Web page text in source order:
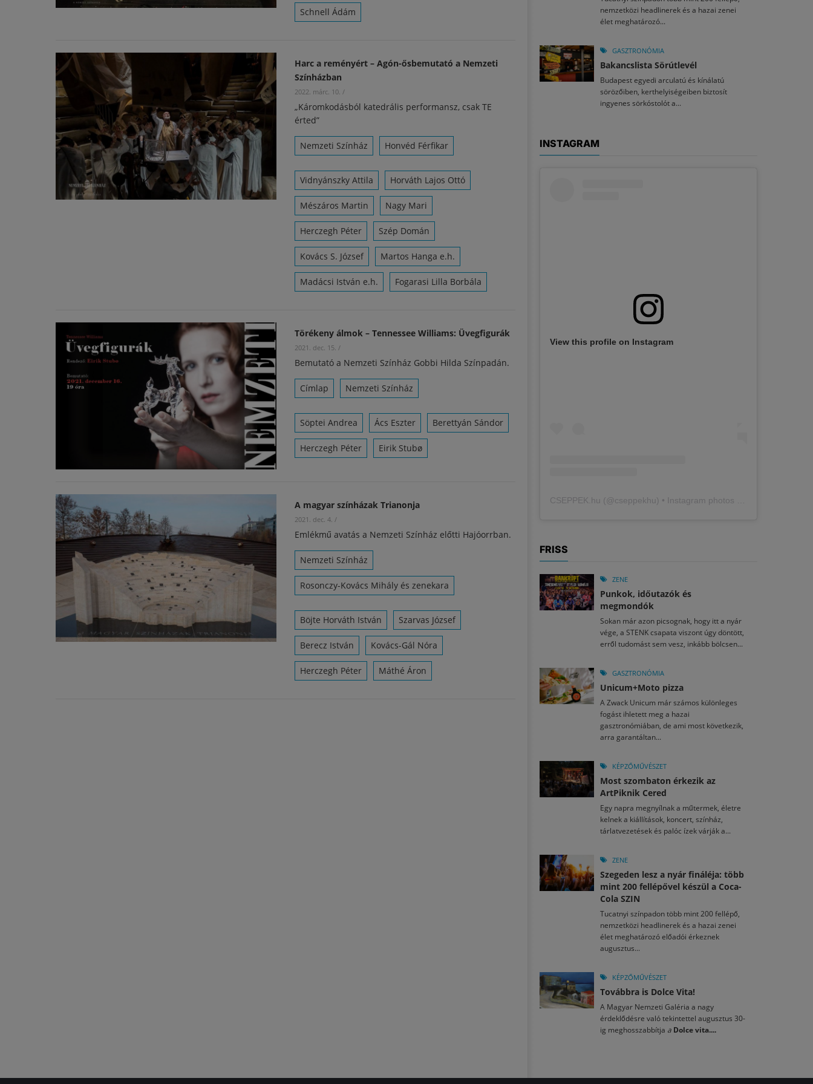
Schnell Ádám
Harc a reményért – Agón-ősbemutató a Nemzeti
Színházban
2022. márc. 10. /
„Káromkodásból katedrális performansz, csak TE
érted”
Nemzeti Színház Honvéd Férfikar
Vidnyánszky Attila Horváth Lajos Ottó
Mészáros Martin Nagy Mari
Herczegh Péter Szép Domán
Kovács S. József Martos Hanga e.h.
Madácsi István e.h. Fogarasi Lilla Borbála
Törékeny álmok – Tennessee Williams: Üvegfigurák
2021. dec. 15. /
Bemutató a Nemzeti Színház Gobbi Hilda Színpadán.
Címlap Nemzeti Színház
Söptei Andrea Ács Eszter Berettyán Sándor
Herczegh Péter Eirik Stubø
A magyar színházak Trianonja
2021. dec. 4. /
Emlékmű avatás a Nemzeti Színház előtti Hajóorrban.
Nemzeti Színház
Rosonczy-Kovács Mihály és zenekara
Böjte Horváth István Szarvas József
Berecz István Kovács-Gál Nóra
Herczegh Péter Máthé Áron
nemzetközi headlinerek és a hazai zenei
élet meghatározó...
GASZTRONÓMIA
Bakancslista Sörútlevél
Budapest egyedi arculatú és kínálatú
sörözőiben, kerthelyiségeiben biztosít
ingyenes sörkóstolót a...
INSTAGRAM
View this profile on Instagram
CSEPPEK.hu (@cseppekhu ) • Instagram photos and videos
FRISS
ZENE
Punkok, időutazók és
megmondók
Sokan már azon picsognak, hogy itt a nyár
vége, a STENK csapata viszont úgy döntött,
erről tudomást sem vesz, inkább bölcsen...
GASZTRONÓMIA
Unicum+Moto pizza
A Zwack Unicum már számos különleges
fogást ihletett meg a hazai
gasztronómiában, de ami most következik,
arra garantáltan...
KÉPZŐMŰVÉSZET
Most szombaton érkezik az
ArtPiknik Cered
Egy napra megnyílnak a műtermek, életre
kelnek a kiállítások, koncert, színház,
tárlatvezetések és palóc ízek várják a...
ZENE
Szegeden lesz a nyár fináléja: több
mint 200 fellépővel készül a Coca-
Cola SZIN
Tucatnyi színpadon több mint 200 fellépő,
nemzetközi headlinerek és a hazai zenei
élet meghatározó előadói érkeznek
augusztus...
KÉPZŐMŰVÉSZET
Továbbra is Dolce Vita!
A Magyar Nemzeti Galéria a nagy
érdeklődésre való tekintettel augusztus 30-
ig meghosszabbítja a Dolce vita....